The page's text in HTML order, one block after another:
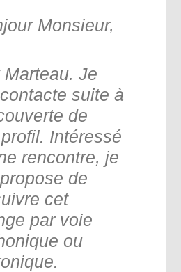
Monsieur,
Marteau. Je
suite à
de
Intéressé
rencontre, je
de
cet
par voie
ou